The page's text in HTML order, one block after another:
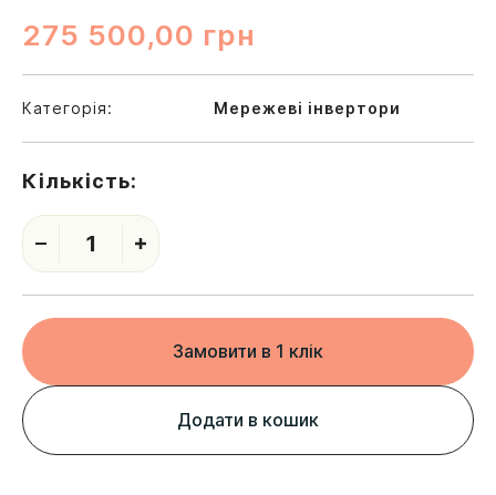
275 500,00 грн
Категорія: Мережеві інвертори
Кількість:
1
Замовити в 1 клік
Додати в кошик